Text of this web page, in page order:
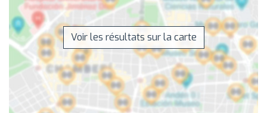
Voir les résultats sur la carte